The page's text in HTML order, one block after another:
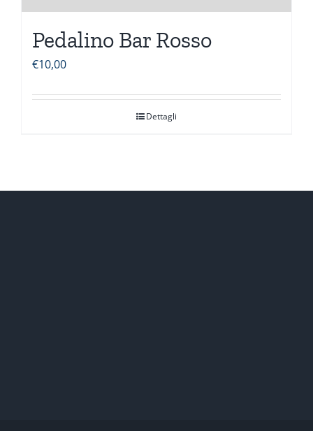
Pedalino Bar Rosso
€10,00
Dettagli